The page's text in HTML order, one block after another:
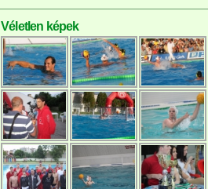
Véletlen képek